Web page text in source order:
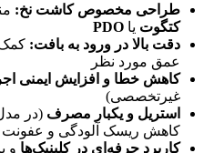
طراحی مخصوص کاشت نخ:
کتگوت یا PDO
دقت بالا در ورود به بافت: کمک
عمق مورد نظر
کاهش خطا و افزایش ایمنی
غیرتخصصی)
استریل و یکبار مصرف (در
کاهش ریسک آلودگی و عفونت
کاربرد حرفه‌ای در کلینیک‌ها و